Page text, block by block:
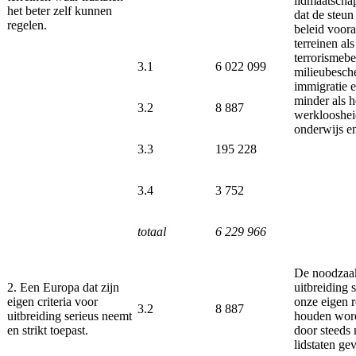
het beter zelf kunnen
regelen.
dat de
beleid
terreinen als
immigratie
minder als
onderwijs
3.1 6 022 099
3.2 8 887
3.3 195 228
3.4 3 752
totaal 6 229 966
2. Een Europa dat zijn
eigen criteria voor
uitbreiding serieus neemt
en strikt toepast.
3.2 8 887
De
uitbreiding
onze eigen
houden
door steeds
lidstaten